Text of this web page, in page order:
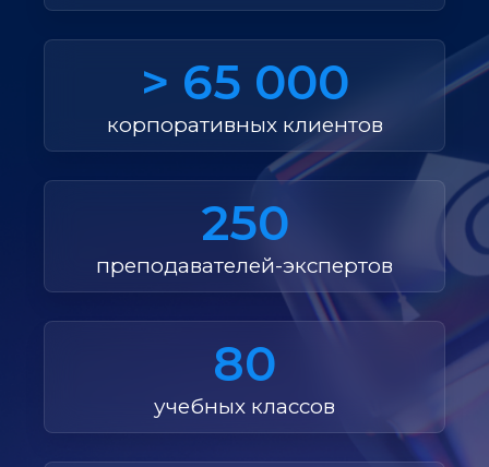
> 65 000
корпоративных клиентов
250
преподавателей-экспертов
80
учебных классов